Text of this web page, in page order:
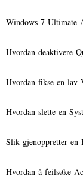
Windows 7 Ultimate
Hvordan deaktivere
Hvordan fikse en lav
Hvordan slette en
Slik gjenoppretter
Hvordan å feilsøke